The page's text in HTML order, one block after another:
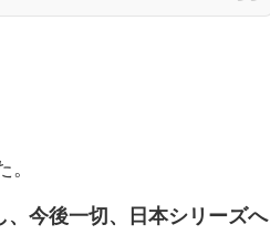
、今後一切、日本シリーズへ